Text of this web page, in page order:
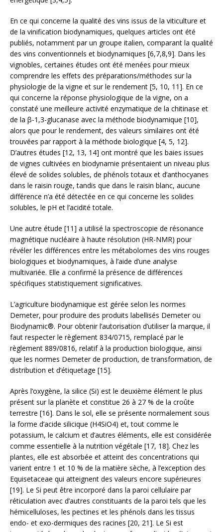
En ce qui concerne la qualité des vins issus de la viticulture et
de la vinification biodynamiques, quelques articles ont été
publiés, notamment par un groupe italien, comparant la qualité
des vins conventionnels et biodynamiques [6,7,8,9]. Dans les
vignobles, certaines études ont été menées pour mieux
comprendre les effets des préparations/méthodes sur la
physiologie de la vigne et sur le rendement [5, 10, 11]. En ce
qui concerne la réponse physiologique de la vigne, on a
constaté une meilleure activité enzymatique de la chitinase et
de la β-1,3-glucanase avec la méthode biodynamique [10],
alors que pour le rendement, des valeurs similaires ont été
trouvées par rapport à la méthode biologique [4, 5, 12].
D’autres études [12, 13, 14] ont montré que les baies issues
de vignes cultivées en biodynamie présentaient un niveau plus
élevé de solides solubles, de phénols totaux et d’anthocyanes
dans le raisin rouge, tandis que dans le raisin blanc, aucune
différence n’a été détectée en ce qui concerne les solides
solubles, le pH et l’acidité totale.
Une autre étude [11] a utilisé la spectroscopie de résonance
magnétique nucléaire à haute résolution (HR-NMR) pour
révéler les différences entre les métabolomes des vins rouges
biologiques et biodynamiques, à l’aide d’une analyse
multivariée. Elle a confirmé la présence de différences
spécifiques statistiquement significatives.
L’agriculture biodynamique est gérée selon les normes
Demeter, pour produire des produits labellisés Demeter ou
Biodynamic®. Pour obtenir l’autorisation d’utiliser la marque, il
faut respecter le règlement 834/0715, remplacé par le
règlement 889/0816, relatif à la production biologique, ainsi
que les normes Demeter de production, de transformation, de
distribution et d’étiquetage [15].
Après l’oxygène, la silice (Si) est le deuxième élément le plus
présent sur la planète et constitue 26 à 27 % de la croûte
terrestre [16]. Dans le sol, elle se présente normalement sous
la forme d’acide silicique (H4SiO4) et, tout comme le
potassium, le calcium et d’autres éléments, elle est considérée
comme essentielle à la nutrition végétale [17, 18]. Chez les
plantes, elle est absorbée et atteint des concentrations qui
varient entre 1 et 10 % de la matière sèche, à l’exception des
Equisetaceae qui atteignent des valeurs encore supérieures
[19]. Le Si peut être incorporé dans la paroi cellulaire par
réticulation avec d’autres constituants de la paroi tels que les
hémicelluloses, les pectines et les phénols dans les tissus
endo- et exo-dermiques des racines [20, 21]. Le Si est